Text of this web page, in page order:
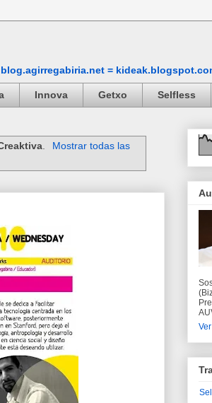
blog.agirregabiria.net =
Innova Getxo Selfless
Mostrar todas las